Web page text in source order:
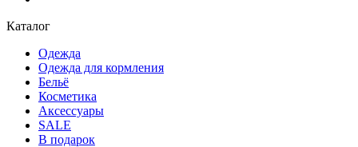
Каталог
Одежда
Одежда для кормления
Бельё
Косметика
Аксессуары
SALE
В подарок